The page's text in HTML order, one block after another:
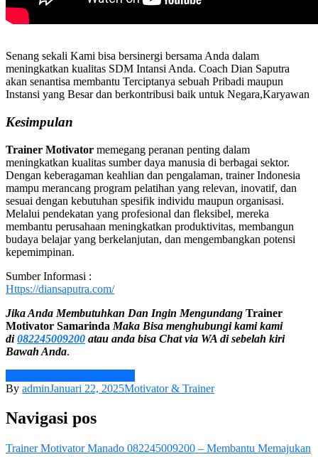
Senang sekali Kami bisa bersinergi bersama Anda dalam
meningkatkan kualitas SDM Intansi Anda. Coach Dian Saputra
akan senantisa membantu Terciptanya sebuah Pribadi maupun
Instansi yang Besar dan berkontribusi baik untuk Negara,Karyawan
Kesimpulan
Trainer Motivator memegang peranan penting dalam
meningkatkan kualitas sumber daya manusia di berbagai sektor.
Dengan keberagaman keahlian dan pengalaman, trainer Indonesia
mampu merancang program pelatihan yang relevan, inovatif, dan
sesuai dengan kebutuhan spesifik individu maupun organisasi.
Melalui pendekatan yang profesional dan fleksibel, mereka
membantu perusahaan meningkatkan produktivitas, membangun
budaya belajar yang berkelanjutan, dan mengembangkan potensi
kepemimpinan.
Sumber Informasi :
Https://diansaputra.com/
Jika Anda Membutuhkan Dan Ingin Mengundang Trainer
Motivator Samarinda Maka Bisa menghubungi kami kami
di082245009200 atau anda bisa Chat via WA di sebelah kiri
Bawah Anda.
By adminJanuari 22, 2025Motivator & Trainer
Navigasi pos
Trainer Motivator Manado 082245009200 – Membantu Memajukan